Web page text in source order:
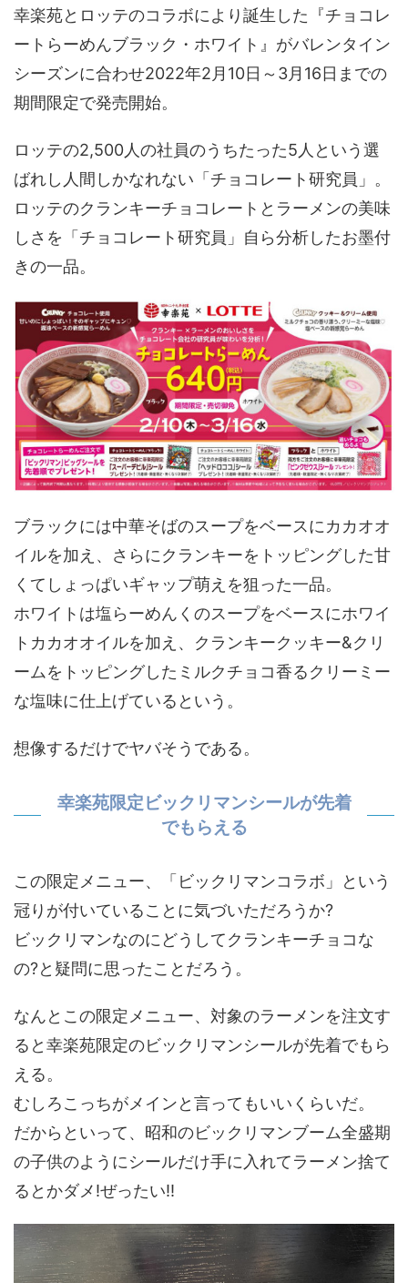
幸楽苑とロッテのコラボにより誕生した『チョコレ
ートらーめんブラック・ホワイト』がバレンタイン
シーズンに合わせ2022年2月10日～3月16日までの
期間限定で発売開始。
ロッテの2,500人の社員のうちたった5人という選
ばれし人間しかなれない「チョコレート研究員」。
ロッテのクランキーチョコレートとラーメンの美味
しさを「チョコレート研究員」自ら分析したお墨付
きの一品。
ブラックには中華そばのスープをベースにカカオオ
イルを加え、さらにクランキーをトッピングした甘
くてしょっぱいギャップ萌えを狙った一品。
ホワイトは塩らーめんくのスープをベースにホワイ
トカカオオイルを加え、クランキークッキー&クリ
ームをトッピングしたミルクチョコ香るクリーミー
な塩味に仕上げているという。
想像するだけでヤバそうである。
幸楽苑限定ビックリマンシールが先着
でもらえる
この限定メニュー、「ビックリマンコラボ」という
冠りが付いていることに気づいただろうか?
ビックリマンなのにどうしてクランキーチョコな
の?と疑問に思ったことだろう。
なんとこの限定メニュー、対象のラーメンを注文す
ると幸楽苑限定のビックリマンシールが先着でもら
える。
むしろこっちがメインと言ってもいいくらいだ。
だからといって、昭和のビックリマンブーム全盛期
の子供のようにシールだけ手に入れてラーメン捨て
るとかダメ!ぜったい!!